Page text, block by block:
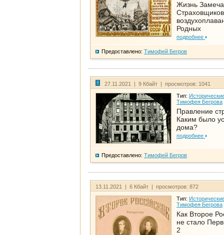
Жизнь
Родных
подробнее
Предоставлено: Тимофей Бегров
27.11.2021 | 9 Кбайт | просмотров: 1041
Тип:
Тимофея Бегрова
Правление
Каким было
дома?
подробнее
Предоставлено: Тимофей Бегров
13.11.2021 | 6 Кбайт | просмотров: 872
Тип:
Тимофея Бегрова
Как Второе
не стало
2